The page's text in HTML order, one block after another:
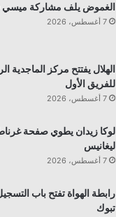
الغموض يلف مشاركة ميسي
7 أغسطس، 2026
الهلال يفتتح مركز الماجدية
للفريق الأول
7 أغسطس، 2026
لوكا زيدان يطوي صفحة
ليغانيس
7 أغسطس، 2026
رابطة الهواة تفتح باب
تبوك